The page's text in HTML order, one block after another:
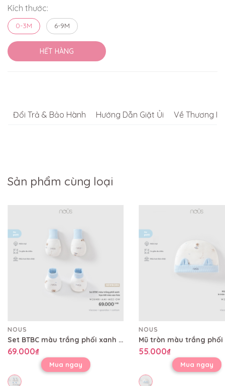
Kích thước:
0-3M 6-9M
HẾT HÀNG
Đổi Trả & Bảo Hành Hướng Dẫn Giặt Ủi Về Thương
Sản phẩm cùng loại
NOUS
Set BTBC màu trắng phối xanh họa tiết mèo sao hỏa
69.000₫
Mua ngay
NOUS
55.000₫
Mua ngay